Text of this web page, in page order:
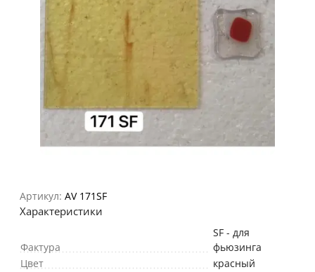
Артикул: AV 171SF
Характеристики
Фактура
SF - для
фьюзинга
Цвет
красный